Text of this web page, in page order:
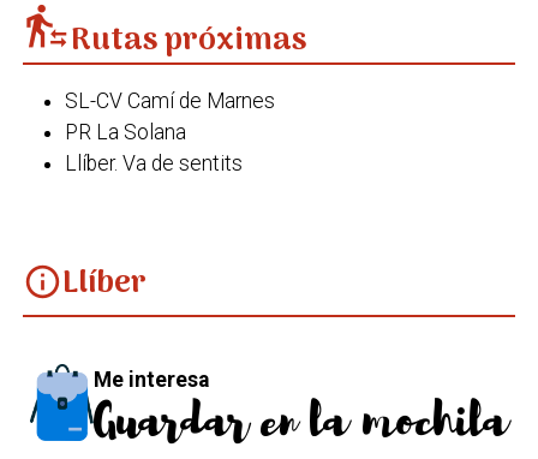
transfer_within_a_stationRutas próximas
SL-CV Camí de Marnes
PR La Solana
Llíber. Va de sentits
infoLlíber
Me interesa
Guardar en la mochila